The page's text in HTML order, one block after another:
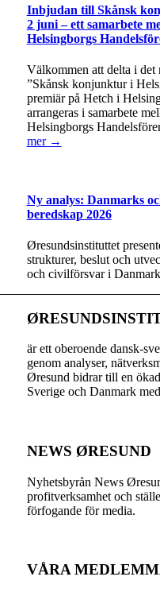
Inbjudan till Skånsk
2 juni – ett samarbete
Helsingborgs
Välkommen att delta i det
”Skånsk konjunktur i
premiär på Hetch i
arrangeras i samarbete
Helsingborgs
mer →
Ny analys: Danmarks
beredskap 2026
Øresundsinstituttet
strukturer, beslut och
och civilförsvar i
är ett oberoende dansk-
genom analyser,
Øresund bidrar till en
Sverige och Danmark
NEWS ØRESUND
Nyhetsbyrån News
profitverksamhet och
förfogande för media.
VÅRA